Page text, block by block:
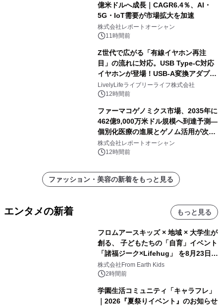
億米ドルへ成長｜CAGR6.4％、AI・
5G・IoT需要が市場拡大を加速
株式会社レポートオーシャン
11時間前
Z世代で広がる「有線イヤホン再注
目」の流れに対応。USB Type-C対応
イヤホンが登場！USB-A変換アダプタ
ー付きでスマホからパソコンまで幅広
く活用可能
LivelyLifeライブリーライフ株式会社
12時間前
ファーマコゲノミクス市場、2035年に
462億9,000万米ドル規模へ到達予測―
個別化医療の進展とゲノム活用が次世
代ヘルスケア投資を加速
株式会社レポートオーシャン
12時間前
ファッション・美容の新着をもっと見る
エンタメの新着 もっと見る
フロムアースキッズ × 地域 × 大学生が
創る、 子どもたちの「自育」イベント
「諸福ジーク×Lifehug」 を8月23日
(日)開催
株式会社From Earth Kids
2時間前
学園生活コミュニティ「キャラフレ」
｜2026『夏祭りイベント』のお知らせ